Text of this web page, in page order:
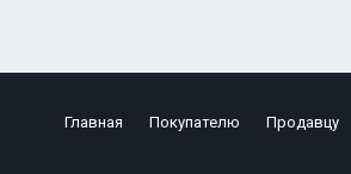
Главная Покупателю Продавцу